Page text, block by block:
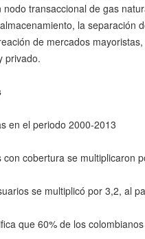
nodo transaccional de gas
la separación
de mercados
privado.
en el periodo 2000-2013
con cobertura se multiplicaron
se multiplicó por 3,2, al
que 60% de los